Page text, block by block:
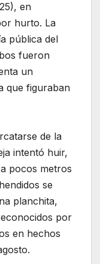
en
hurto. La
pública del
fueron
un
que figuraban
de la
intentó huir,
pocos metros
se
planchita,
por
en hechos